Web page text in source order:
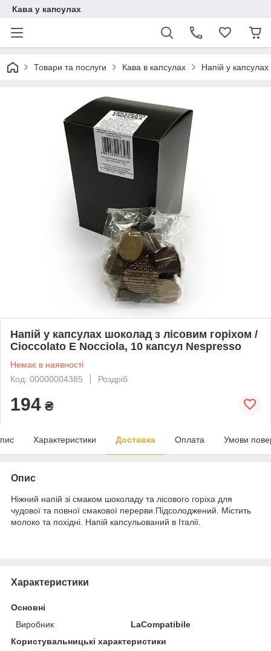
Кава у капсулах
Товари та послуги Кава в капсулах Напій у
Напій у капсулах шоколад з лісовим горіхом /
Cioccolato E Nocciola, 10 капсул Nespresso
Немає в наявності
Код: 00000004385
Роздріб
194 ₴
Характеристики Доставка Оплата Умови
Опис
Ніжний напій зі смаком шоколаду та лісового горіха для
чудової та повної смакової перерви.Підсолоджений. Містить
молоко та похідні. Напій капсульований в Італії.
Характеристики
Основні
Виробник
LaCompatibile
Користувальницькі характеристики